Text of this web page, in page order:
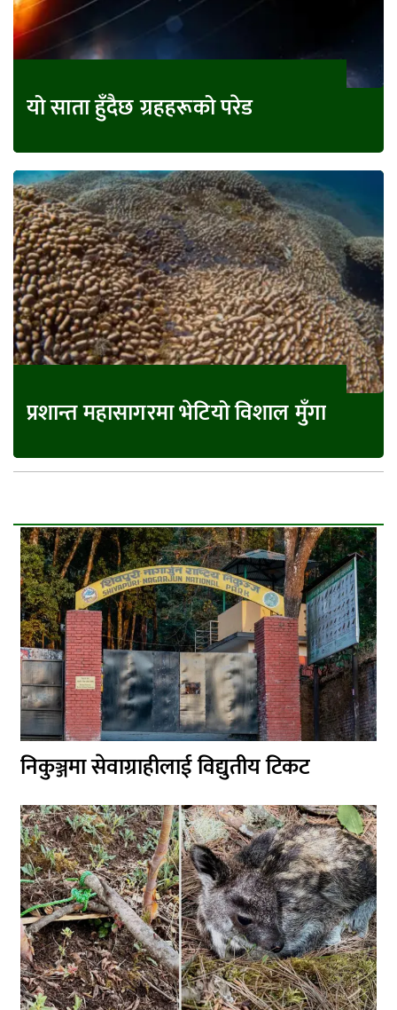
यो साता हुँदैछ ग्रहहरूको परेड
प्रशान्त महासागरमा भेटियो विशाल मुँगा
निकुञ्जमा सेवाग्राहीलाई विद्युतीय टिकट